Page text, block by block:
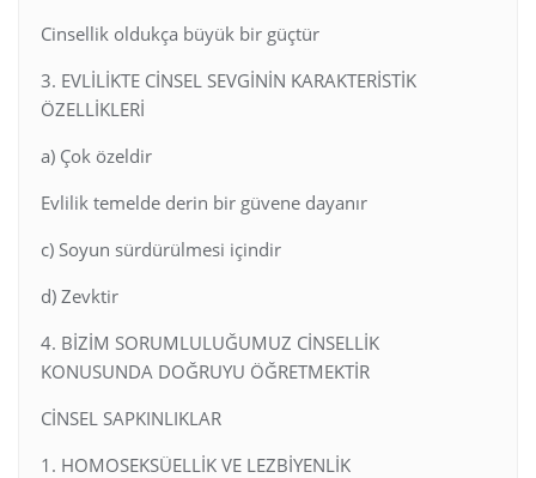
Cinsellik oldukça büyük bir güçtür
3. EVLİLİKTE CİNSEL SEVGİNİN KARAKTERİSTİK
ÖZELLİKLERİ
a) Çok özeldir
Evlilik temelde derin bir güvene dayanır
c) Soyun sürdürülmesi içindir
d) Zevktir
4. BİZİM SORUMLULUĞUMUZ CİNSELLİK
KONUSUNDA DOĞRUYU ÖĞRETMEKTİR
CİNSEL SAPKINLIKLAR
1. HOMOSEKSÜELLİK VE LEZBİYENLİK